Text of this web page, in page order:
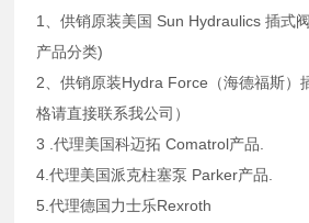
1、供销原装美国 Sun Hydraulics 插式
产品分类)
2、供销原装Hydra Force（海德福斯）
格请直接联系我公司）
3 .代理美国科迈拓 Comatrol产品.
4.代理美国派克柱塞泵 Parker产品.
5.代理德国力士乐Rexroth